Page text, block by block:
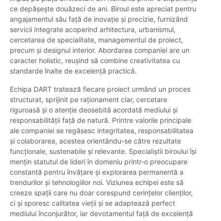
ce depășește douăzeci de ani. Biroul este apreciat pentru
angajamentul său față de inovație și precizie, furnizând
servicii integrate acoperind arhitectura, urbanismul,
cercetarea de specialitate, managementul de proiect,
precum și designul interior. Abordarea companiei are un
caracter holistic, reușind să combine creativitatea cu
standarde înalte de excelență practică.
Echipa DART tratează fiecare proiect urmând un proces
structurat, sprijinit pe raționament clar, cercetare
riguroasă și o atenție deosebită acordată mediului și
responsabilității față de natură. Printre valorile principale
ale companiei se regăsesc integritatea, responsabilitatea
și colaborarea, acestea orientându-se către rezultate
funcționale, sustenabile și relevante. Specialiștii biroului își
mențin statutul de lideri în domeniu printr-o preocupare
constantă pentru învățare și explorarea permanentă a
trendurilor și tehnologiilor noi. Viziunea echipei este să
creeze spații care nu doar corespund cerințelor clienților,
ci și sporesc calitatea vieții și se adaptează perfect
mediului înconjurător, iar devotamentul față de excelență